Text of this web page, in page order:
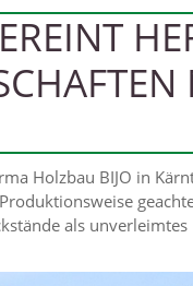
Holzbau BIJO in
als